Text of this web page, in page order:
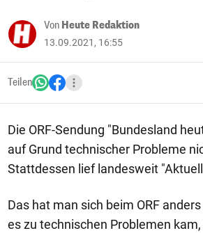
Von Heute Redaktion
13.09.2021, 16:55
Teilen
Die ORF-Sendung "Bundesland
auf Grund technischer Probleme
Stattdessen lief landesweit
Das hat man sich beim ORF
es zu technischen Problemen